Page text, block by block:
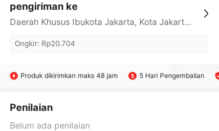
pengiriman ke
Daerah Khusus Ibukota Jakarta, Kota Jakarta Barat, Cengkareng, yy
Ongkir: Rp20.704
Produk dikirimkan maks 48 jam 5 Hari Pengembalian
Penilaian
Belum ada penilaian